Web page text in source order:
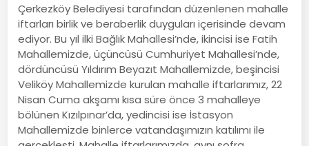
Çerkezköy Belediyesi tarafından düzenlenen mahalle
iftarları birlik ve beraberlik duyguları içerisinde devam
ediyor. Bu yıl ilki Bağlık Mahallesi’nde, ikincisi ise Fatih
Mahallemizde, üçüncüsü Cumhuriyet Mahallesi’nde,
dördüncüsü Yıldırım Beyazıt Mahallemizde, beşincisi
Veliköy Mahallemizde kurulan mahalle iftarlarımız, 22
Nisan Cuma akşamı kısa süre önce 3 mahalleye
bölünen Kızılpınar’da, yedincisi ise İstasyon
Mahallemizde binlerce vatandaşımızın katılımı ile